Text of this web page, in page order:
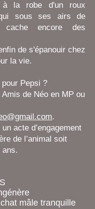
à la robe d'un roux
sous ses airs de
encore des
de s'épanouir chez
la vie.
Pepsi ?
de Néo en MP ou
.
un acte d’engagement
de l’animal soit
ans.
mâle tranquille